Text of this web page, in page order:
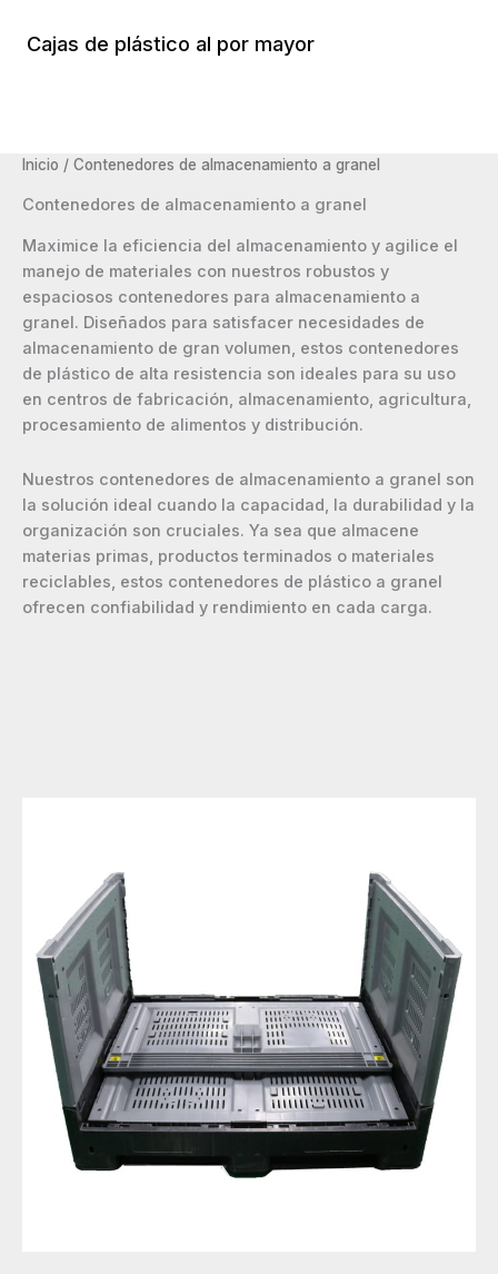
contenido
Cajas de plástico al por mayor
Inicio / Contenedores de almacenamiento a granel
Contenedores de almacenamiento a granel
Maximice la eficiencia del almacenamiento y agilice el
manejo de materiales con nuestros robustos y
espaciosos contenedores para almacenamiento a
granel. Diseñados para satisfacer necesidades de
almacenamiento de gran volumen, estos contenedores
de plástico de alta resistencia son ideales para su uso
en centros de fabricación, almacenamiento, agricultura,
procesamiento de alimentos y distribución.
Nuestros contenedores de almacenamiento a granel son
la solución ideal cuando la capacidad, la durabilidad y la
organización son cruciales. Ya sea que almacene
materias primas, productos terminados o materiales
reciclables, estos contenedores de plástico a granel
ofrecen confiabilidad y rendimiento en cada carga.